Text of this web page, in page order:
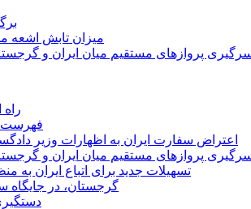
میزان تابش اشعه
سرگیری پروازهای مستقیم میان ایران و
فهرست
اعتراض سفارت ایران به اظهارات وزیر
سرگیری پروازهای مستقیم میان ایران و
تسهیلات جدید برای اتباع ایران
گرجستان، در جایگاه